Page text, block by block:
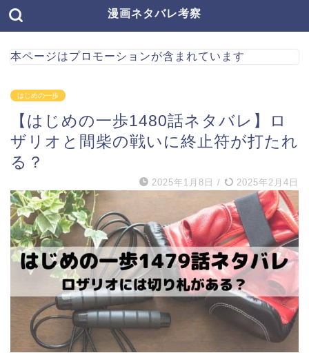
漫画ネタバレ考察
本ページはプロモーションが含まれています
はじめの一歩
【はじめの一歩1480話ネタバレ】ロ
ザリオと間柴の戦いに終止符が打たれ
る？
2025年1月8日 / 2025年2月4日